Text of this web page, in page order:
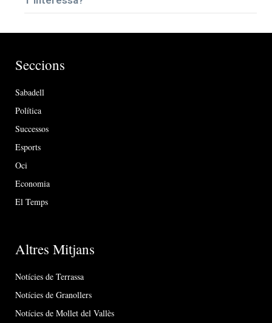
Seccions
Sabadell
Política
Successos
Esports
Oci
Economia
El Temps
Altres Mitjans
Notícies de Terrassa
Notícies de Granollers
Notícies de Mollet del Vallès